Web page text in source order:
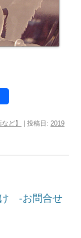
ど】 | 投稿日: 2019
け -お問合せ